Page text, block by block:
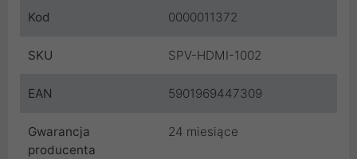
Kod 0000011372
SKU SPV-HDMI-1002
EAN 5901969447309
Gwarancja
producenta
24 miesiące